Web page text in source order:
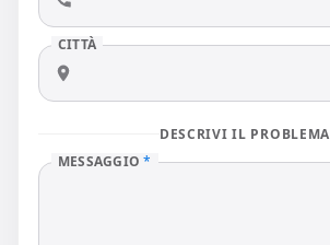
CITTÀ
DESCRIVI IL PROBLEMA
MESSAGGIO*